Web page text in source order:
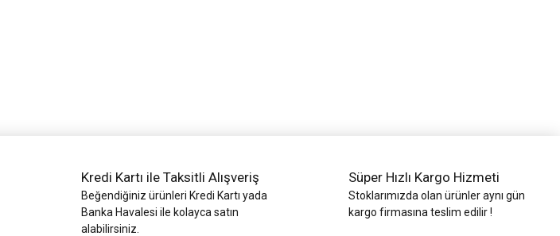
Kredi Kartı ile Taksitli Alışveriş
Beğendiğiniz ürünleri Kredi Kartı yada
Banka Havalesi ile kolayca satın
alabilirsiniz.
Süper Hızlı Kargo Hizmeti
Stoklarımızda olan ürünler aynı gün
kargo firmasına teslim edilir !